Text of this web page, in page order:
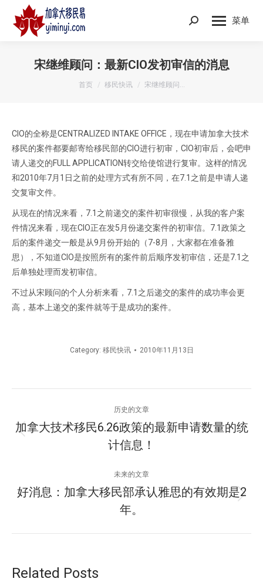
菜单
Search:
宋继维顾问：最新CIO发初审信的消息
您在这里：
首页 移民快讯 宋继维顾问…
CIO的全称是CENTRALIZED INTAKE OFFICE，现在申请加拿大技术
移民的案件都要邮寄给移民部的CIO进行初审，CIO初审后，会吧申
请人递交的FULL APPLICATION转交给使馆进行复审。这样的情况
和2010年7月1日之前的处理方式有所不同，在7.1之前是申请人递
交复审文件。
从现在的情况来看，7.1之前递交的案件初审很慢，从我的客户案
件情况来看，现在CIO正在发5月份递交案件的初审信。7.1政策之
后的案件递交一般是从9月份开始的（7-8月，大家都在准备雅
思），不知道CIO是按照所有的案件前后顺序发初审信，还是7.1之
后单独处理而发初审信。
不过从宋顾问的个人分析来看，7.1之后递交的案件的成功率会更
高，基本上递交的案件就等于是成功的案件。
Category: 移民快讯 2010年11月13日
章
历史的文章
历
史
文
章：
加拿大技术移民6.26政策的最新申请数量的统
计信息！
未来的文章
未
来
好消息：加拿大移民部承认雅思的有效期是2
年。
Related Posts